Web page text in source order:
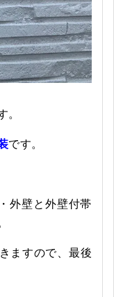
。
です。
外壁と外壁付帯
ますので、最後